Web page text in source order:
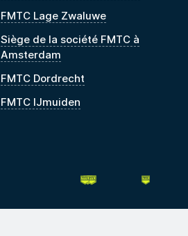
FMTC Lage Zwaluwe
Siège de la société FMTC à
Amsterdam
FMTC Dordrecht
FMTC IJmuiden